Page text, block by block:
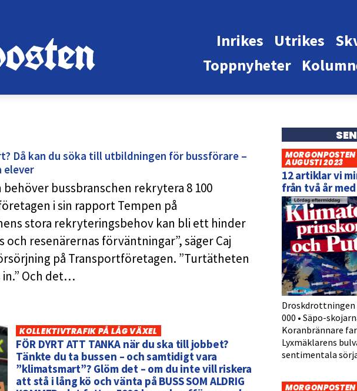
Utrikes
Inrikes
Toppnyheter
Då kan du söka till utbildningen för bussförare –
elever
bussbranschen rekrytera 8 100
i sin rapport Tempen på
stora rekryteringsbehov kan bli ett hinder
resenärernas förväntningar”, säger Caj
på Transportföretagen. ”Turtätheten
Och det…
KOLLEKTIVTRAFIK PÅ LÅG VÄXEL
FÖR DYRT ATT TANKA när du ska till jobbet?
Tänkte du ta bussen – och samtidigt vara
”klimatsmart”? Glöm det – om du inte vill riskera
att stå i lång kö och vänta på BUSS SOM ALDRIG
AUGUSTI 2023
12 artiklar vi
från två år
Droskdrottningen
000 • Säpo-
Koranbrännare
Lyxmäklarens
sentimentala